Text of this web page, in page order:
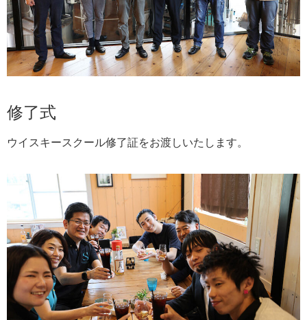
修了式
ウイスキースクール修了証をお渡しいたします。